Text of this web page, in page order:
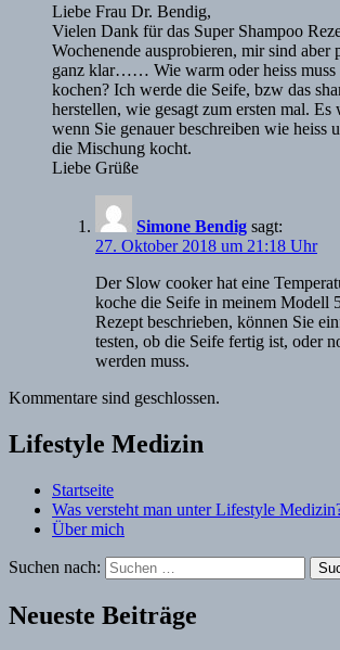
Liebe Frau Dr. Bendig,
Vielen Dank für das Super Shampoo
Wochenende ausprobieren, mir sind aber
ganz klar…… Wie warm oder heiss muss
kochen? Ich werde die Seife, bzw das
herstellen, wie gesagt zum ersten mal. Es
wenn Sie genauer beschreiben wie heiss
die Mischung kocht.
Liebe Grüße
Simone Bendig sagt:
27. Oktober 2018 um 21:18 Uhr
Der Slow cooker hat eine
koche die Seife in meinem Modell
Rezept beschrieben, können Sie
testen, ob die Seife fertig ist, oder
werden muss.
Kommentare sind geschlossen.
Lifestyle Medizin
Startseite
Was versteht man unter Lifestyle
Über mich
Suchen nach:
Neueste Beiträge